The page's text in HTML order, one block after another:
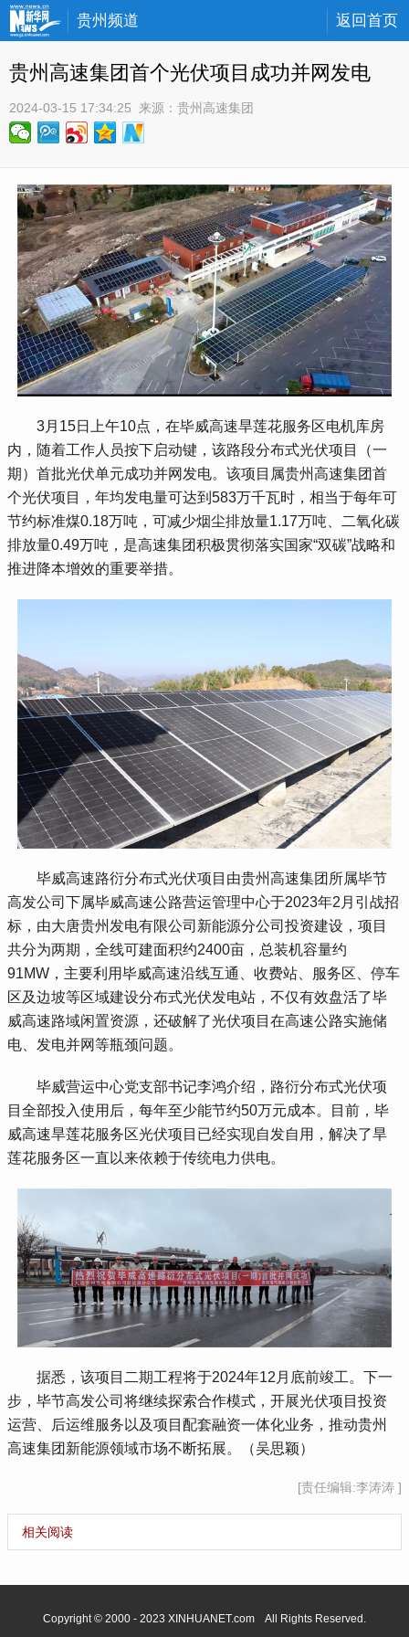
贵州频道 返回首页
贵州高速集团首个光伏项目成功并网发电
2024-03-15 17:34:25 来源： 贵州高速集团
3月15日上午10点，在毕威高速旱莲花服务区电机库房
内，随着工作人员按下启动键，该路段分布式光伏项目（一
期）首批光伏单元成功并网发电。该项目属贵州高速集团首
个光伏项目，年均发电量可达到583万千瓦时，相当于每年可
节约标准煤0.18万吨，可减少烟尘排放量1.17万吨、二氧化碳
排放量0.49万吨，是高速集团积极贯彻落实国家“双碳”战略和
推进降本增效的重要举措。
毕威高速路衍分布式光伏项目由贵州高速集团所属毕节
高发公司下属毕威高速公路营运管理中心于2023年2月引战招
标，由大唐贵州发电有限公司新能源分公司投资建设，项目
共分为两期，全线可建面积约2400亩，总装机容量约
91MW，主要利用毕威高速沿线互通、收费站、服务区、停车
区及边坡等区域建设分布式光伏发电站，不仅有效盘活了毕
威高速路域闲置资源，还破解了光伏项目在高速公路实施储
电、发电并网等瓶颈问题。
毕威营运中心党支部书记李鸿介绍，路衍分布式光伏项
目全部投入使用后，每年至少能节约50万元成本。目前，毕
威高速旱莲花服务区光伏项目已经实现自发自用，解决了旱
莲花服务区一直以来依赖于传统电力供电。
据悉，该项目二期工程将于2024年12月底前竣工。下一
步，毕节高发公司将继续探索合作模式，开展光伏项目投资
运营、后运维服务以及项目配套融资一体化业务，推动贵州
高速集团新能源领域市场不断拓展。（吴思颖）
[责任编辑:李涛涛 ]
相关阅读
Copyright © 2000 - 2023 XINHUANET.com All Rights Reserved.